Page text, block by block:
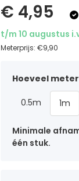
€ 4,95
t/m 10 augustus
Meterprijs:€9,90
Hoeveel
0.5m 1m
Minimale
één stuk.